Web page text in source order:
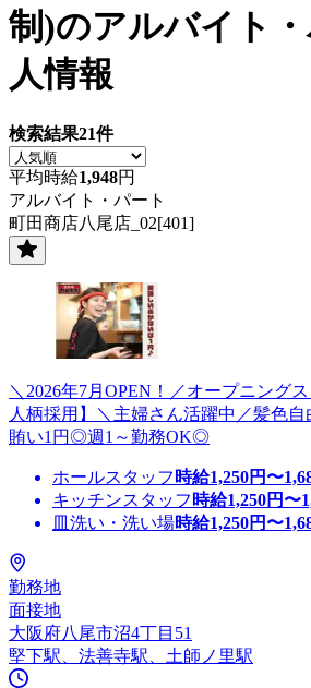
制)のアルバイト
人情報
検索結果21件
平均時給1,948円
アルバイト・パート
町田商店八尾店_02[401]
＼2026年7月OPEN！／オープニング
人柄採用】＼主婦さん活躍中／髪色
賄い1円◎週1～勤務OK◎
ホールスタッフ 時給1,250円〜
キッチンスタッフ 時給1,250円〜
皿洗い・洗い場時給1,250円〜
勤務地
面接地
大阪府八尾市沼4丁目51
堅下駅、法善寺駅、土師ノ里駅